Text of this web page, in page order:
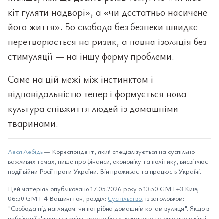
кіт гуляти надворі», а «чи достатньо насичене
його життя». Бо свобода без безпеки швидко
перетворюється на ризик, а повна ізоляція без
стимуляції — на іншу форму проблеми.
Саме на цій межі між інстинктом і
відповідальністю тепер і формується нова
культура співжиття людей із домашніми
тваринами.
Леся Лебідь— Кореспондент, який спеціалізується на суспільно
важливих темах, пише про фінанси, економіку та політику, висвітлює
події війни Росії проти України. Він проживає та працює в Україні.
Цей матеріал опубліковано 17.05.2026 року о 13:50 GMT+3 Київ;
06:50 GMT-4 Вашингтон, розділ: Суспільство, із заголовком:
"Свобода під наглядом: чи потрібна домашнім котам вулиця". Якщо в